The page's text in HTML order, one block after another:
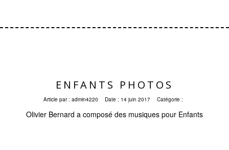
ENFANTS PHOTOS
Article par : admin4220 Date : 14 juin 2017 Catégorie :
Olivier Bernard a composé des musiques pour Enfants